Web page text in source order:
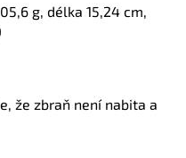
g, délka 15,24 cm,
že zbraň není nabita a